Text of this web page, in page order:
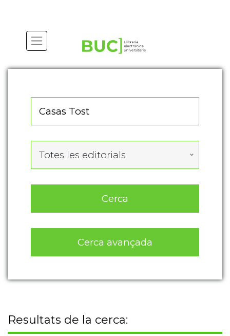
Totes les editorials
Cerca
Cerca avançada
Resultats de la cerca: